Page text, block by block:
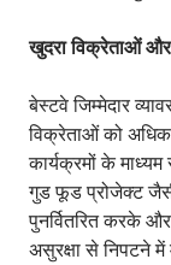
खुदरा विक्रेताओं
बेस्टवे जिम्मेदार
विक्रेताओं को
कार्यक्रमों के
गुड फूड प्रोजेक्ट
पुनर्वितरित करके और
असुरक्षा से निपटने